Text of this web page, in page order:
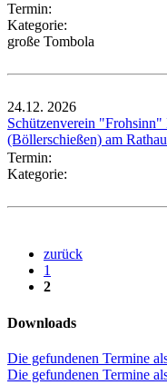
Termin:
Kategorie:
große Tombola
24.12. 2026
Schützenverein
(Böllerschießen) am
Termin:
Kategorie:
zurück
1
2
Downloads
Die gefundenen Termine
Die gefundenen Termine